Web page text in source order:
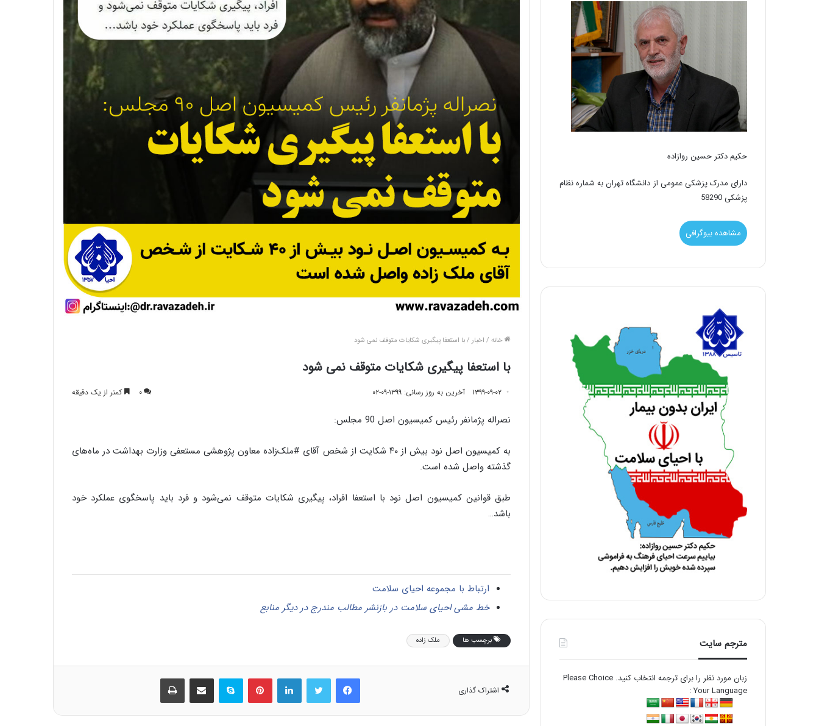
خانه / اخبار /با استعفا پیگیری شکایات متوقف نمی شود
با استعفا پیگیری شکایات متوقف نمی شود
۱۳۹۹-۰۹-۰۲ آخرین به روز رسانی: ۱۳۹۹-۰۹-۰۲ ۰ کمتر از یک دقیقه
نصراله پژمانفر رئیس کمیسیون اصل 90 مجلس:
به کمیسیون اصل نود بیش از ۴۰ شکایت از شخص آقای ‎#ملک‌زاده معاون پژوهشی مستعفی وزارت بهداشت در ماه‌های
گذشته واصل شده است.
طبق قوانین کمیسیون ‎اصل نود با استعفا افراد، پیگیری شکایات متوقف نمی‌شود و فرد باید پاسخگوی عملکرد خود
باشد…
ارتباط با مجموعه احیای سلامت
خط مشی احیای سلامت در بازنشر مطالب مندرج در دیگر منابع
برچسب ها ملک زاده
اشتراک گذاری
فیس بوک لینکدین ‫پین‌ترست اسکایپ اشتراک گذاری از طریق ایمیل
مبارک باد
اربعین حسینی تسلیت باد
حکیم دکتر حسین روازاده
دارای مدرک پزشکی عمومی از دانشگاه تهران به شماره نظام
پزشکی 58290
مشاهده بیوگرافی
مترجم سایت
زبان مورد نظر را برای ترجمه انتخاب کنید. Please Choice
Your Language :